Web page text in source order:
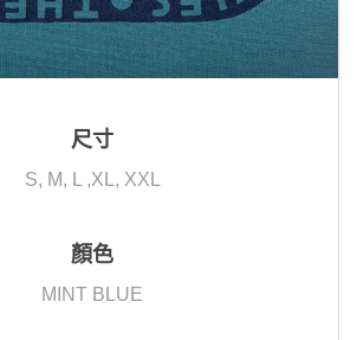
尺寸
S, M, L ,XL, XXL
顏色
MINT BLUE